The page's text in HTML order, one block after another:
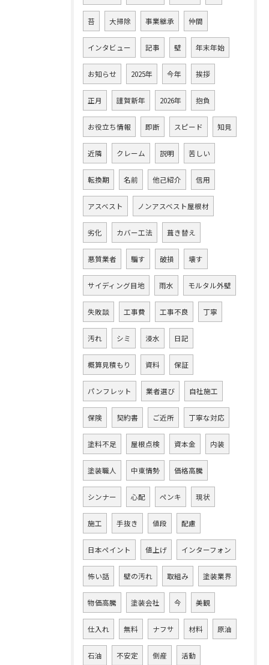
苔 大掃除 事業継承 仲間
インタビュー 記事 壁 年末年始
お知らせ 2025年 今年 挨拶
正月 謹賀新年 2026年 抱負
お役立ち情報 即断 スピード 知見
近隣 クレーム 説明 苦しい
転換期 名前 他己紹介 信用
アスベスト ノンアスベスト屋根材
劣化 カバー工法 葺き替え
悪質業者 騙す 破損 壊す
サイディング目地 雨水 モルタル外壁
失敗談 工事費 工事不良 丁寧
汚れ シミ 浸水 日記
概算見積もり 資料 保証
パンフレット 業者選び 自社施工
保険 契約書 ご近所 丁寧な対応
塗料不足 屋根点検 資本金 内装
塗装職人 中東情勢 価格高騰
シンナー 心配 ペンキ 現状
施工 手抜き 値段 配慮
日本ペイント 値上げ インターフォン
怖い話 壁の汚れ 取組み 塗装業界
物価高騰 塗装会社 今 美観
仕入れ 無料 ナフサ 材料 原油
石油 不安定 倒産 活動